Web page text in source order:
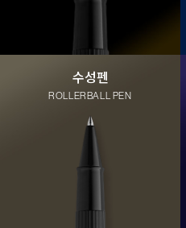
수성펜
ROLLERBALL PEN